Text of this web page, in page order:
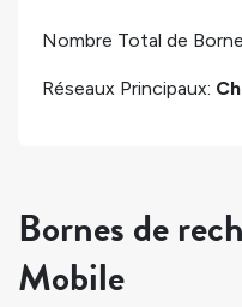
Nombre Total de
Réseaux Principaux:
Bornes de
Mobile